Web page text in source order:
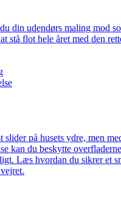
din udendørs maling mod
stå flot hele året med den
slider på husets ydre, men
kan du beskytte
Læs hvordan du sikrer et